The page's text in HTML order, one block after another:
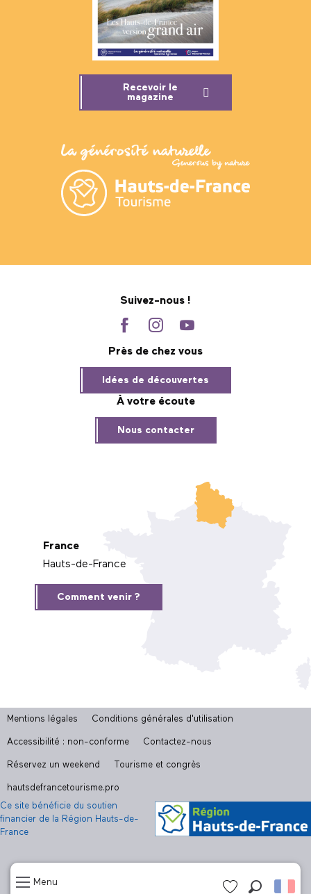
Menu
Recevoir le
magazine
Suivez-nous !
Près de chez vous
Idées de découvertes
À votre écoute
Nous contacter
France
Hauts-de-France
Comment venir ?
Mentions légales Conditions générales d'utilisation
Accessibilité : non-conforme Contactez-nous
Réservez un weekend Tourisme et congrès
hautsdefrancetourisme.pro
Ce site bénéficie du soutien
financier de la Région Hauts-de-
France